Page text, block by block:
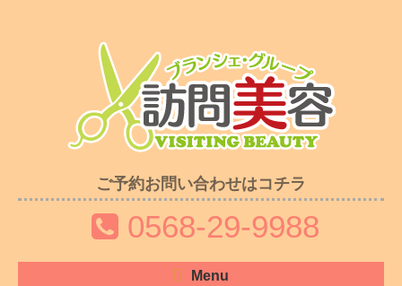
ご予約お問い合わせはコチラ
0568-29-9988
Menu